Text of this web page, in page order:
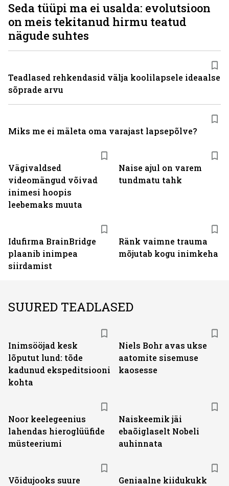
Vägivaldsed
videomängud võivad
inimesi hoopis
leebemaks muuta
Naise ajul on varem
tundmatu tahk
Idufirma BrainBridge
plaanib inimpea
siirdamist
Ränk vaimne trauma
mõjutab kogu inimkeha
Seda tüüpi ma ei usalda: evolutsioon
on meis tekitanud hirmu teatud
nägude suhtes
Teadlased rehkendasid välja koolilapsele ideaalse
sõprade arvu
Miks me ei mäleta oma varajast lapsepõlve?
SUURED TEADLASED
Inimsööjad kesk
lõputut lund: tõde
kadunud ekspeditsiooni
kohta
Niels Bohr avas ukse
aatomite sisemuse
kaosesse
Noor keelegeenius
lahendas hieroglüüfide
müsteeriumi
Naiskeemik jäi
ebaõiglaselt Nobeli
auhinnata
Võidujooks suure
Geniaalne kiidukukk